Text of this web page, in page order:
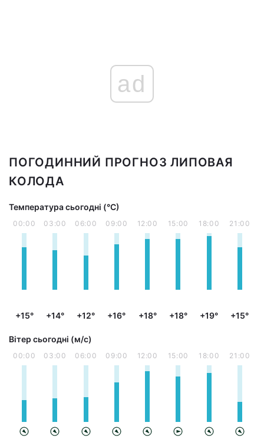
ad
ПОГОДИННИЙ ПРОГНОЗ ЛИПОВАЯ
КОЛОДА
Температура сьогодні (°С)
00:00
+15°
03:00
+14°
06:00
+12°
09:00
+16°
12:00
+18°
15:00
+18°
18:00
+19°
21:00
+15°
Вітер сьогодні (м/с)
00:00 03:00 06:00 09:00 12:00 15:00 18:00 21:00